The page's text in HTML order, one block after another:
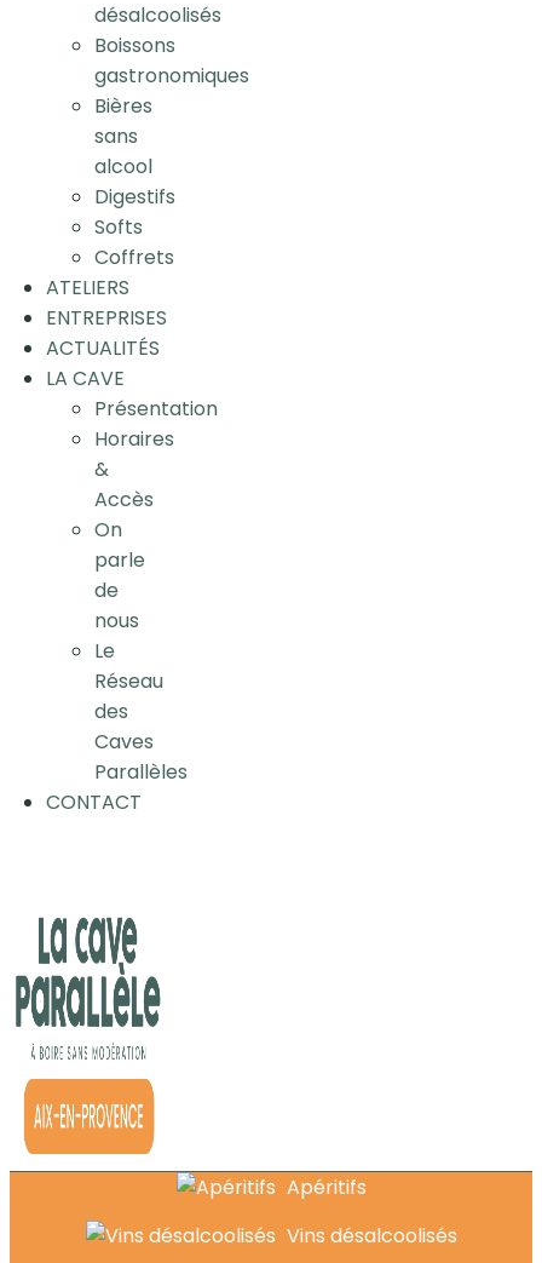
désalcoolisés
Boissons
gastronomiques
Bières
sans
alcool
Digestifs
Softs
Coffrets
ATELIERS
ENTREPRISES
ACTUALITÉS
LA CAVE
Présentation
Horaires
&
Accès
On
parle
de
nous
Le
Réseau
des
Caves
Parallèles
CONTACT
Apéritifs
Vins désalcoolisés